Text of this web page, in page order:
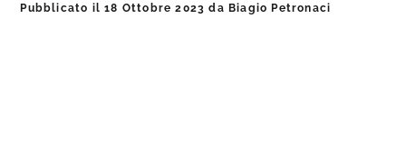
Pubblicato il18 Ottobre 2023 da Biagio Petronaci